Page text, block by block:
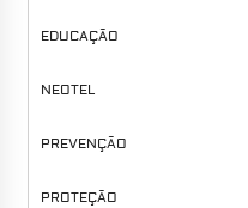
EDUCAÇÃO
NEOTEL
PREVENÇÃO
PROTEÇÃO